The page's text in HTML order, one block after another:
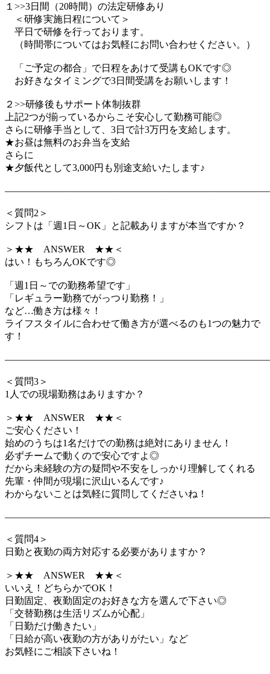
１>>3日間（20時間）の法定研修あり
＜研修実施日程について＞
平日で研修を行っております。
（時間帯についてはお気軽にお問い合わせください。）
「ご予定の都合」で日程をあけて受講もOKです◎
お好きなタイミングで3日間受講をお願いします！
２>>研修後もサポート体制抜群
上記2つが揃っているからこそ安心して勤務可能◎
さらに研修手当として、3日で計3万円を支給します。
★お昼は無料のお弁当を支給
さらに
★夕飯代として3,000円も別途支給いたします♪
＜質問2＞
シフトは「週1日～OK」と記載ありますが本当ですか？
＞★★ ANSWER ★★＜
はい！もちろんOKです◎
「週1日～での勤務希望です」
「レギュラー勤務でがっつり勤務！」
など…働き方は様々！
ライフスタイルに合わせて働き方が選べるのも1つの魅力で
す！
＜質問3＞
1人での現場勤務はありますか？
＞★★ ANSWER ★★＜
ご安心ください！
始めのうちは1名だけでの勤務は絶対にありません！
必ずチームで動くので安心ですよ◎
だから未経験の方の疑問や不安をしっかり理解してくれる
先輩・仲間が現場に沢山いるんです♪
わからないことは気軽に質問してくださいね！
＜質問4＞
日勤と夜勤の両方対応する必要がありますか？
＞★★ ANSWER ★★＜
いいえ！どちらかでOK！
日勤固定、夜勤固定のお好きな方を選んで下さい◎
「交替勤務は生活リズムが心配」
「日勤だけ働きたい」
「日給が高い夜勤の方がありがたい」など
お気軽にご相談下さいね！